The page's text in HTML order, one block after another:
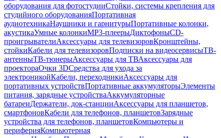
оборудования для фотостудииСтойки, системы крепления для
студийного оборудованияПортативная
аудиотехникаНаушники и гарнитурыПортативные колонки,
акустикаУмные колонкиMP3-плеерыДиктофоныCD-
проигрывателиАксессуары для телевизоровКронштейны,
стойкиКабели для телевизоровПодписки на видеосервисыТВ-
антенныТВ-тюнерыАксессуары для ТВАксессуары для
проектораОчки 3DСредства для ухода за
электроникойКабели, переходникиАксессуары для
портативных устройствПортативные аккумуляторыЭлементы
питания, зарядные устройстваАккумуляторные
батареиДержатели, док-станцииАксессуары для планшетов,
смартфоновКабели для телефонов, планшетовЗарядные
устройства для телефонов, планшетовКомпьютеры и
периферияКомпьютерная